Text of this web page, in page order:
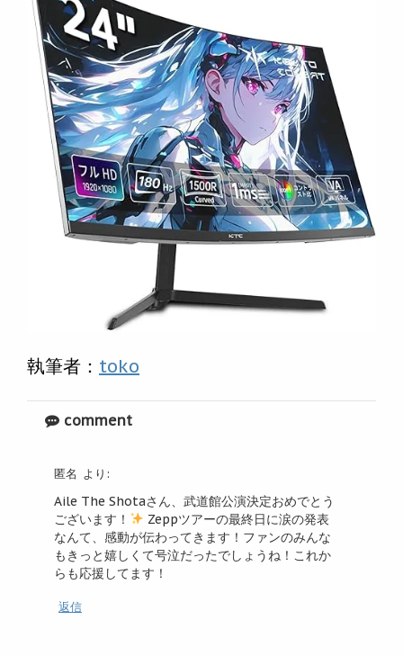
執筆者： toko
comment
匿名 より:
Aile The Shotaさん、武道館公演決定おめでとう
ございます！
Zeppツアーの最終日に涙の発表
なんて、感動が伝わってきます！ファンのみんな
もきっと嬉しくて号泣だったでしょうね！これか
らも応援してます！
返信